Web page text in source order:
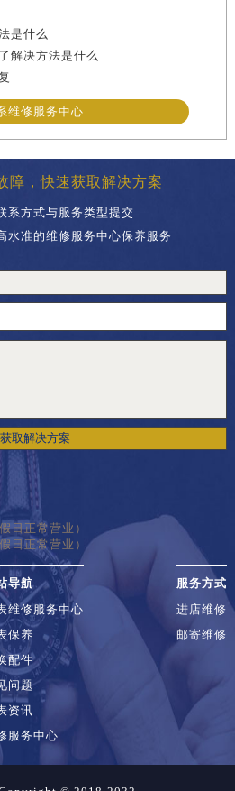
是什么
解决方法是什么
维修服务中心
障，快速获取解决方案
系方式与服务类型提交
水准的维修服务中心保养服务
获取解决方案
日正常营业）
日正常营业）
导航
维修服务中心
保养
配件
问题
资讯
服务中心
服务方式
进店维修
邮寄维修